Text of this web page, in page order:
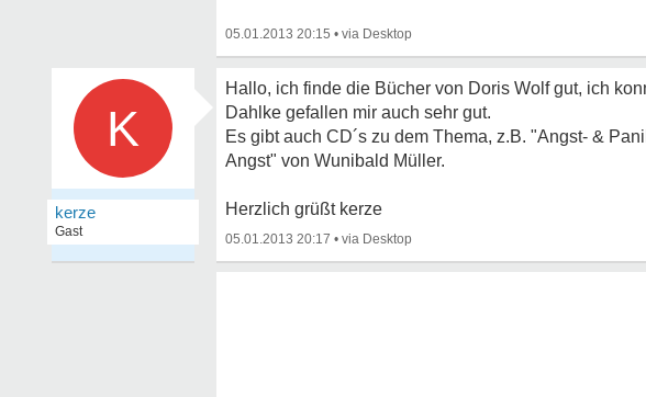
05.01.2013 20:15 •
K
kerze
Gast
Hallo, ich finde die Bücher von Doris Wolf gut, ich
Dahlke gefallen mir auch sehr gut.
Es gibt auch CD´s zu dem Thema, z.B. "Angst- &
Angst" von Wunibald Müller.
Herzlich grüßt kerze
05.01.2013 20:17 •